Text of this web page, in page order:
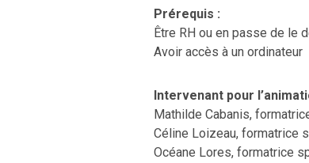
Prérequis :
Être RH ou en passe de le
Avoir accès à un ordinateur
Intervenant pour
Mathilde Cabanis,
Céline Loizeau, formatrice
Océane Lores, formatrice